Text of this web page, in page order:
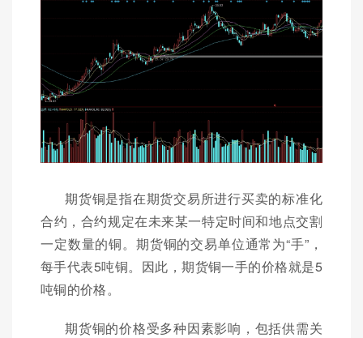
期货铜是指在期货交易所进行买卖的标准化
合约，合约规定在未来某一特定时间和地点交割
一定数量的铜。期货铜的交易单位通常为“手”，
每手代表5吨铜。因此，期货铜一手的价格就是5
吨铜的价格。
期货铜的价格受多种因素影响，包括供需关